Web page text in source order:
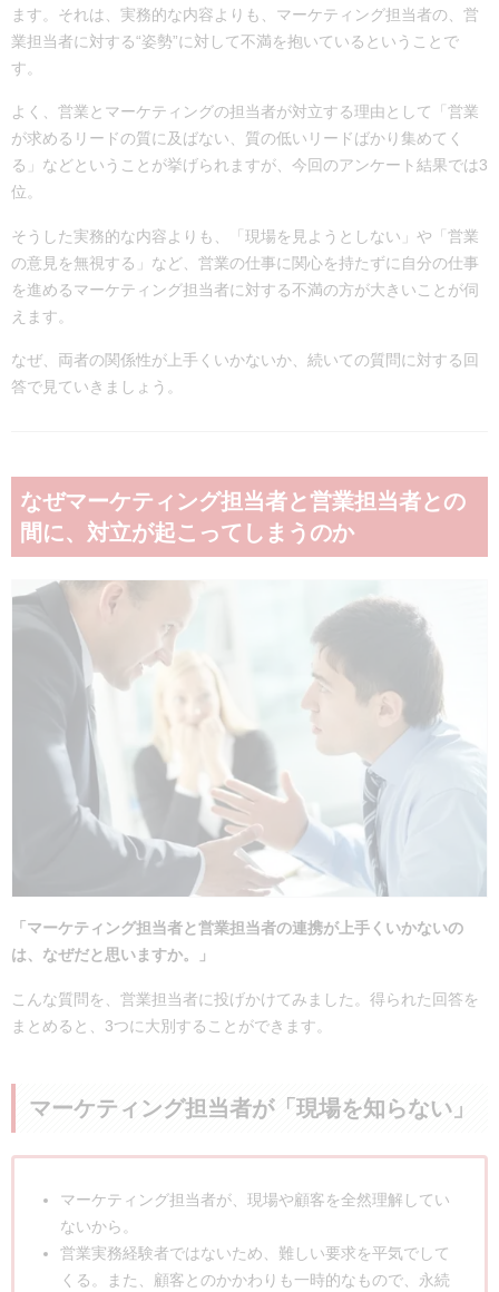
ます。それは、実務的な内容よりも、マーケティング担当者の、営
業担当者に対する“姿勢”に対して不満を抱いているということで
す。
よく、営業とマーケティングの担当者が対立する理由として「営業
が求めるリードの質に及ばない、質の低いリードばかり集めてく
る」などということが挙げられますが、今回のアンケート結果では3
位。
そうした実務的な内容よりも、「現場を見ようとしない」や「営業
の意見を無視する」など、営業の仕事に関心を持たずに自分の仕事
を進めるマーケティング担当者に対する不満の方が大きいことが伺
えます。
なぜ、両者の関係性が上手くいかないか、続いての質問に対する回
答で見ていきましょう。
なぜマーケティング担当者と営業担当者との
間に、対立が起こってしまうのか
「マーケティング担当者と営業担当者の連携が上手くいかないの
は、なぜだと思いますか。」
こんな質問を、営業担当者に投げかけてみました。得られた回答を
まとめると、3つに大別することができます。
マーケティング担当者が「現場を知らない」
マーケティング担当者が、現場や顧客を全然理解してい
ないから。
営業実務経験者ではないため、難しい要求を平気でして
くる。また、顧客とのかかわりも一時的なもので、永続